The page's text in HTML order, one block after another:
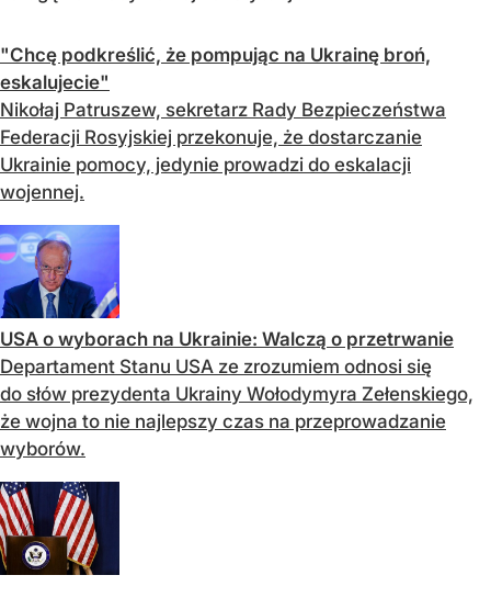
"Chcę podkreślić, że pompując na Ukrainę broń,
eskalujecie"
Nikołaj Patruszew, sekretarz Rady Bezpieczeństwa
Federacji Rosyjskiej przekonuje, że dostarczanie
Ukrainie pomocy, jedynie prowadzi do eskalacji
wojennej.
USA o wyborach na Ukrainie: Walczą o przetrwanie
Departament Stanu USA ze zrozumiem odnosi się
do słów prezydenta Ukrainy Wołodymyra Zełenskiego,
że wojna to nie najlepszy czas na przeprowadzanie
wyborów.